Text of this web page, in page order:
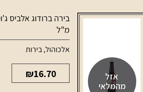
אזל
מהמלאי
מ"ל
אלכוהול,בירות
₪16.70